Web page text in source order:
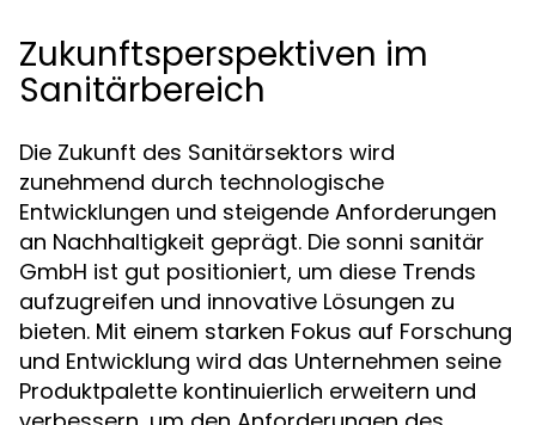
Zukunftsperspektiven im
Sanitärbereich
Die Zukunft des Sanitärsektors wird
zunehmend durch technologische
Entwicklungen und steigende Anforderungen
an Nachhaltigkeit geprägt. Die sonni sanitär
GmbH ist gut positioniert, um diese Trends
aufzugreifen und innovative Lösungen zu
bieten. Mit einem starken Fokus auf Forschung
und Entwicklung wird das Unternehmen seine
Produktpalette kontinuierlich erweitern und